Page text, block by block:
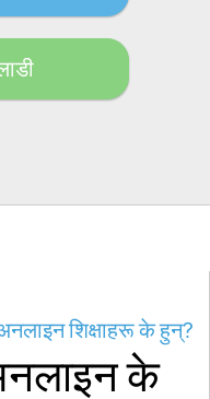
शिक्षाहरू के हुन्?
के